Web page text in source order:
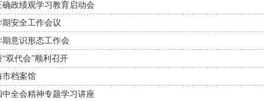
政绩观学习教育启动会
期安全工作会议
期意识形态工作会
双代会”顺利召开
市档案馆
全会精神专题学习讲座